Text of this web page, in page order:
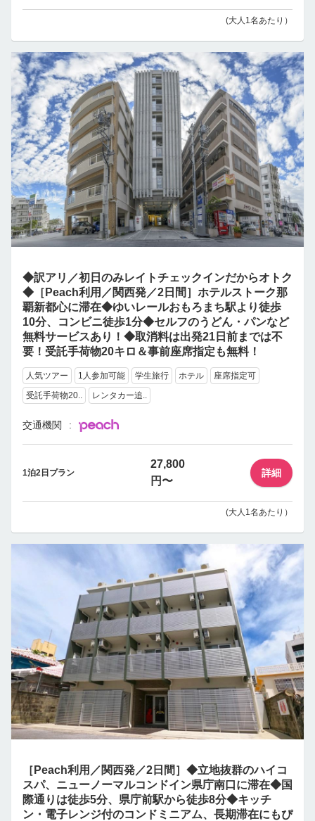
(大人1名あたり）
◆訳アリ／初日のみレイトチェックインだからオトク
◆［Peach利用／関西発／2日間］ホテルストーク那
覇新都心に滞在◆ゆいレールおもろまち駅より徒歩
10分、コンビニ徒歩1分◆セルフのうどん・パンなど
無料サービスあり！◆取消料は出発21日前までは不
要！受託手荷物20キロ＆事前座席指定も無料！
人気ツアー 1人参加可能 学生旅行 ホテル
座席指定可
受託手荷物20..
レンタカー追..
交通機関
1泊2日プラン
27,800
円〜
詳細
(大人1名あたり）
［Peach利用／関西発／2日間］◆立地抜群のハイコ
スパ、ニューノーマルコンドイン県庁南口に滞在◆国
際通りは徒歩5分、県庁前駅から徒歩8分◆キッチ
ン・電子レンジ付のコンドミニアム、長期滞在にもぴ